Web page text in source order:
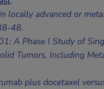
locally advanced or
48.
A Phase I Study of
Tumors, Including
plus docetaxel